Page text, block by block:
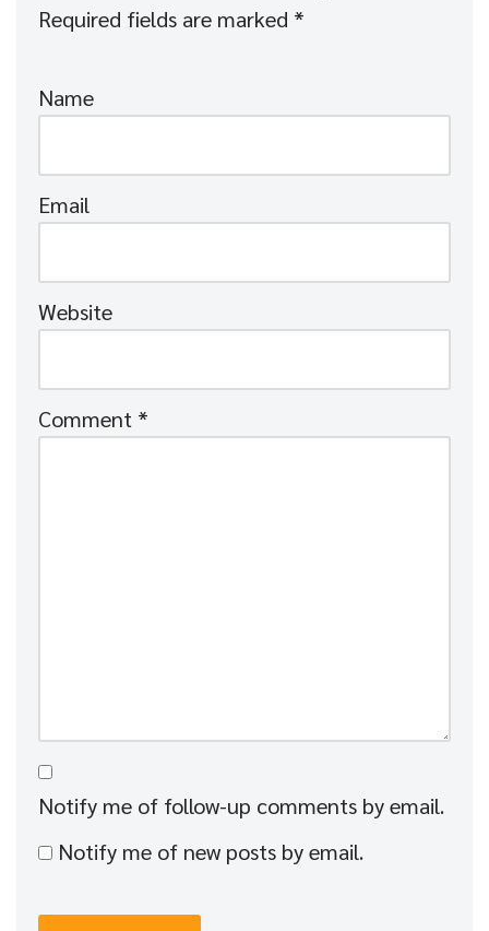
Required fields are marked *
Name
Email
Website
Comment *
Notify me of follow-up comments by email.
Notify me of new posts by email.